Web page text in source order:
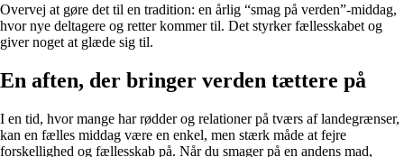
Overvej at gøre det til en tradition: en årlig “smag på verden”-middag,
hvor nye deltagere og retter kommer til. Det styrker fællesskabet og
giver noget at glæde sig til.
En aften, der bringer verden tættere på
I en tid, hvor mange har rødder og relationer på tværs af landegrænser,
kan en fælles middag være en enkel, men stærk måde at fejre
forskellighed og fællesskab på. Når du smager på en andens mad,